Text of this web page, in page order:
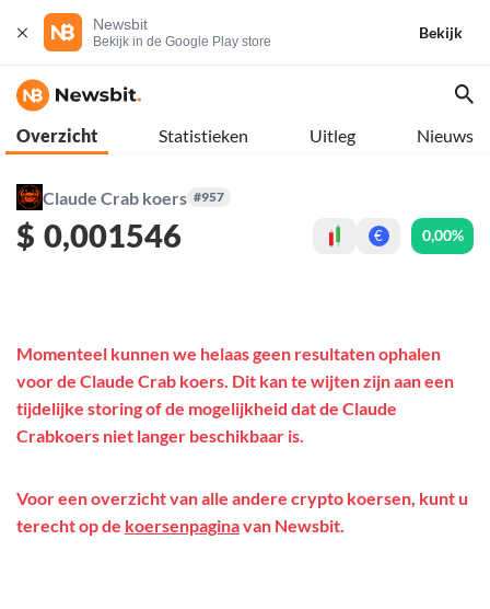
Newsbit
Bekijk in de Google Play store
Bekijk
Overzicht Statistieken Uitleg Nieuws
Claude Crab koers #957
$ 0,001546 € 0,00%
Momenteel kunnen we helaas geen resultaten ophalen
voor de Claude Crab koers. Dit kan te wijten zijn aan een
tijdelijke storing of de mogelijkheid dat de Claude
Crabkoers niet langer beschikbaar is.
Voor een overzicht van alle andere crypto koersen, kunt u
terecht op de koersenpaginavan Newsbit.